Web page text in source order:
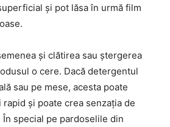
și pot lăsa în urmă film
și clătirea sau ștergerea
o cere. Dacă detergentul
sau pe mese, acesta poate
și poate crea senzația de
În special pe pardoselile din